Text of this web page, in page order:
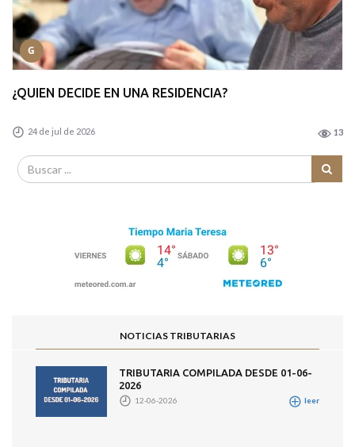
G
¿QUIEN DECIDE EN UNA RESIDENCIA?
24 de jul de 2026 13
NOTICIAS TRIBUTARIAS
TRIBUTARIA COMPILADA DESDE 01-06-
2026
12-06-2026 leer